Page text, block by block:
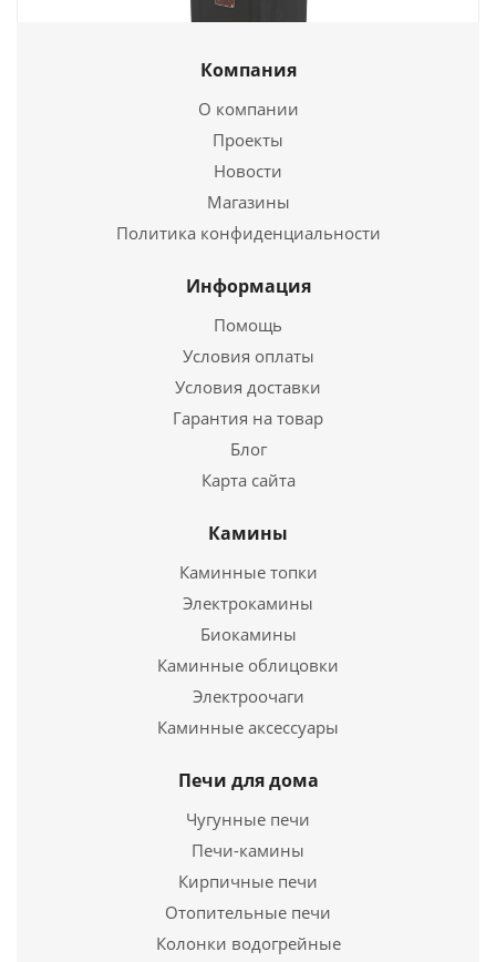
Печь для бани « Печь Тааль 14» Стандарт
24 090руб.
Подробнее
Купить в 1 клик
Панорама
Подробнее
Компания
О компании
Проекты
Новости
Магазины
Политика конфиденциальности
Информация
Помощь
Условия оплаты
Условия доставки
Гарантия на товар
Блог
Карта сайта
Камины
Каминные топки
Электрокамины
Биокамины
Каминные облицовки
Электроочаги
Каминные аксессуары
Печи для дома
Чугунные печи
Печи-камины
Кирпичные печи
Отопительные печи
Колонки водогрейные